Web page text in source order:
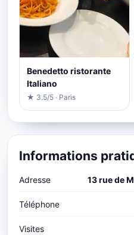
Benedetto ristorante
Italiano
★ 3.5/5 · Paris
Informations
Adresse 13 rue de
Téléphone
Visites